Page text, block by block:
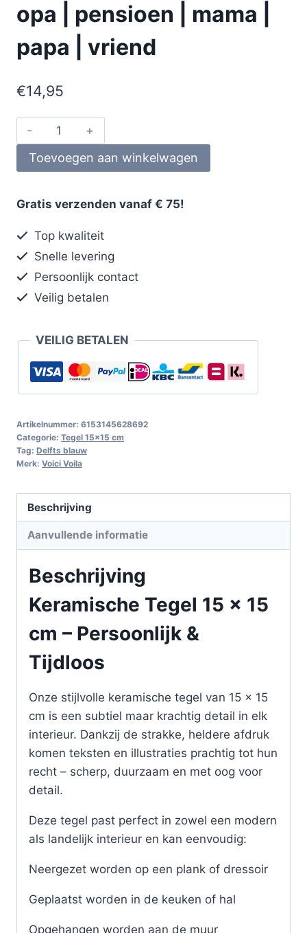
opa | pensioen | mama |
papa | vriend
€14,95
Toevoegen aan winkelwagen
Gratis verzenden vanaf € 75!
Top kwaliteit
Snelle levering
Persoonlijk contact
Veilig betalen
VEILIG BETALEN
Artikelnummer: 6153145628692
Categorie: Tegel 15x15 cm
Tag: Delfts blauw
Merk: Voici Voila
Beschrijving
Aanvullende informatie
Beschrijving
Keramische Tegel 15 x 15
cm – Persoonlijk &
Tijdloos
Onze stijlvolle keramische tegel van 15 x 15
cm is een subtiel maar krachtig detail in elk
interieur. Dankzij de strakke, heldere afdruk
komen teksten en illustraties prachtig tot hun
recht – scherp, duurzaam en met oog voor
detail.
Deze tegel past perfect in zowel een modern
als landelijk interieur en kan eenvoudig:
Neergezet worden op een plank of dressoir
Geplaatst worden in de keuken of hal
Opgehangen worden aan de muur